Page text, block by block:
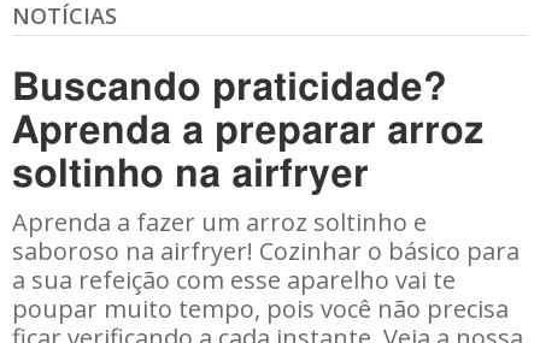
NOTÍCIAS
Buscando praticidade?
Aprenda a preparar arroz
soltinho na airfryer
Aprenda a fazer um arroz soltinho e
saboroso na airfryer! Cozinhar o básico para
a sua refeição com esse aparelho vai te
poupar muito tempo, pois você não precisa